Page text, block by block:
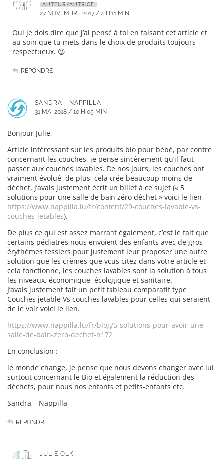
AUTEUR/AUTRICE
27 NOVEMBRE 2017 / 4 H 11 MIN
Oui je dois dire que j’ai pensé à toi en faisant cet article et
au soin que tu mets dans le choix de produits toujours
respectueux. 😉
RÉPONDRE
SANDRA - NAPPILLA
31 MAI 2018 / 10 H 05 MIN
Bonjour Julie,
Article intéressant sur les produits bio pour bébé, par contre
concernant les couches, je pense sincèrement qu’il faut
passer aux couches lavables. De nos jours, les couches ont
vraiment évolué, de plus, cela crée beaucoup moins de
déchet, j’avais justement écrit un billet à ce sujet (« 5
solutions pour une salle de bain zéro déchet » voici le lien
https://www.nappilla.lu/fr/content/29-couches-lavable-vs-
couches-jetables).
De plus ce qui est assez marrant également, c’est le fait que
certains pédiatres nous envoient des enfants avec de gros
érythèmes fessiers pour justement leur proposer une autre
solution que les crèmes que vous citez dans votre article et
cela fonctionne, les couches lavables sont la solution à tous
les niveaux, économique, écologique et sanitaire.
J’avais justement fait un petit tableau comparatif type
Couches jetable Vs couches lavables pour celles qui seraient
de le voir voici le lien.
https://www.nappilla.lu/fr/blog/5-solutions-pour-avoir-une-
salle-de-bain-zero-dechet-n172
En conclusion :
le monde change, je pense que nous devons changer avec lui
surtout concernant le Bio et également la réduction des
déchets, pour nous nos enfants et petits-enfants etc.
Sandra – Nappilla
RÉPONDRE
JULIE OLK